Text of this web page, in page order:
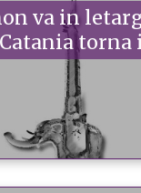
va in
torna